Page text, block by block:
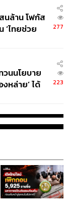
นล้าน โฟกัส
‘ไทยช่วย
277
นนโยบาย
หล่าย’ ได้
223